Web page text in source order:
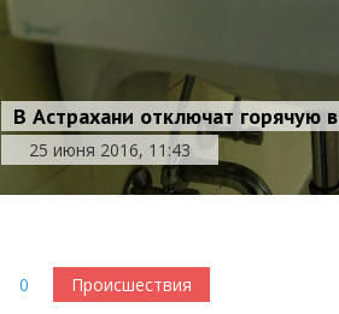
В Астрахани отключат горячую
25 июня 2016, 11:43
0 Происшествия